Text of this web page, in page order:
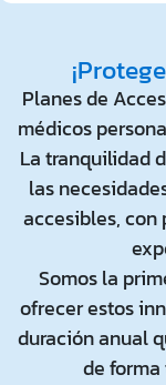
Planes de
médicos
La tranquilidad
las
accesibles, con
Somos la
ofrecer estos
duración anual
de